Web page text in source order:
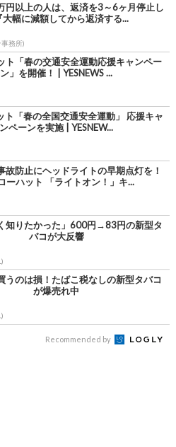
円以上の人は、返済を3～6ヶ月停止し
大幅に減額してから返済する...
務所)
ト「春の交通安全運動応援キャンペー
ン」を開催！ | YESNEWS ...
ト「春の全国交通安全運動」 応援キャ
ンペーンを実施 | YESNEW...
故防止にヘッドライトの早期点灯を！
ーハット 「ライトオン！」キ...
知りたかった」600円→83円の新型タ
バコが大反響
うのは損！たばこ税なしの新型タバコ
が爆売れ中
Recommended by